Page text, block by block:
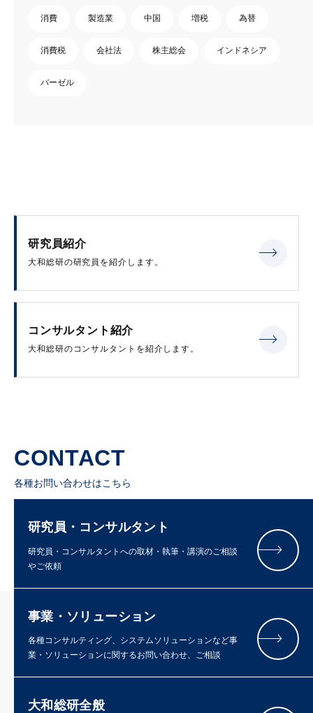
消費 製造業 中国 増税 為替
消費税 会社法 株主総会 インドネシア
バーゼル
研究員紹介
大和総研の研究員を紹介します。
コンサルタント紹介
大和総研のコンサルタントを紹介します。
CONTACT
各種お問い合わせはこちら
研究員・コンサルタント
研究員・コンサルタントへの取材・執筆・講演のご相談
やご依頼
事業・ソリューション
各種コンサルティング、システムソリューションなど事
業・ソリューションに関するお問い合わせ、ご相談
大和総研全般